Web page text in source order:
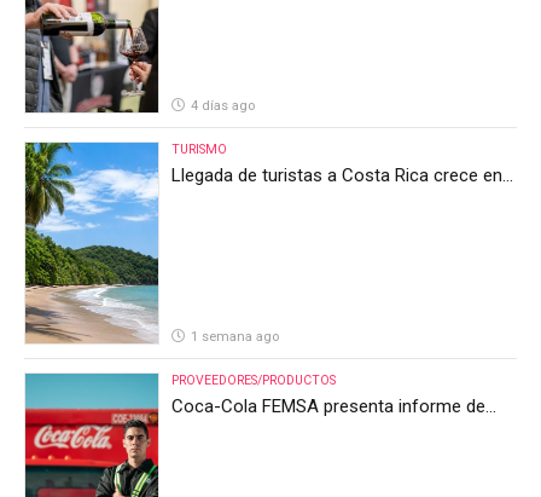
4 días ago
TURISMO
Llegada de turistas a Costa Rica crece en
1 semana ago
PROVEEDORES/PRODUCTOS
Coca-Cola FEMSA presenta informe de